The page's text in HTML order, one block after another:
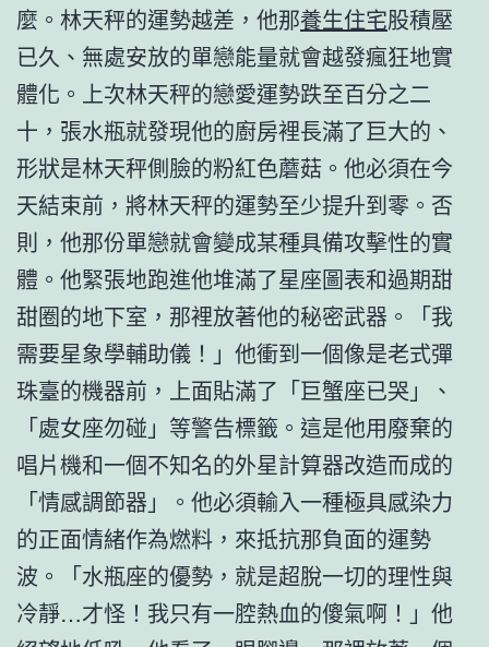
麼。林天秤的運勢越差，他那養生住宅股積壓
已久、無處安放的單戀能量就會越發瘋狂地實
體化。上次林天秤的戀愛運勢跌至百分之二
十，張水瓶就發現他的廚房裡長滿了巨大的、
形狀是林天秤側臉的粉紅色蘑菇。他必須在今
天結束前，將林天秤的運勢至少提升到零。否
則，他那份單戀就會變成某種具備攻擊性的實
體。他緊張地跑進他堆滿了星座圖表和過期甜
甜圈的地下室，那裡放著他的秘密武器。「我
需要星象學輔助儀！」他衝到一個像是老式彈
珠臺的機器前，上面貼滿了「巨蟹座已哭」、
「處女座勿碰」等警告標籤。這是他用廢棄的
唱片機和一個不知名的外星計算器改造而成的
「情感調節器」。他必須輸入一種極具感染力
的正面情緒作為燃料，來抵抗那負面的運勢
波。「水瓶座的優勢，就是超脫一切的理性與
冷靜…才怪！我只有一腔熱血的傻氣啊！」他